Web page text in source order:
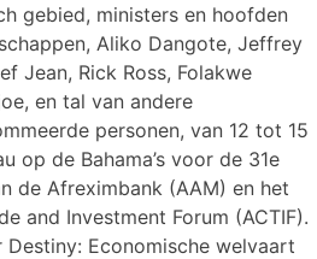
gebied, ministers en hoofden
Aliko Dangote, Jeffrey
Jean, Rick Ross, Folakwe
en tal van andere
personen, van 12 tot 15
op de Bahama’s voor de 31e
de Afreximbank (AAM) en het
and Investment Forum (ACTIF).
Destiny: Economische welvaart